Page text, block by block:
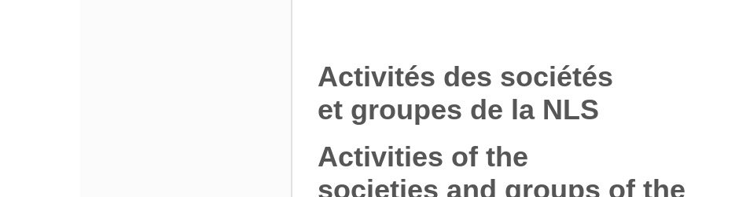
Activités des sociétés
et groupes de la NLS
Activities of the
societies and groups of the